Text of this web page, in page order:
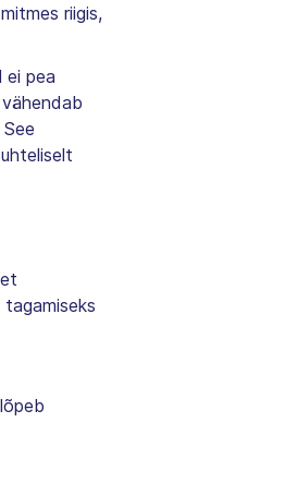
riigis,
ei pea